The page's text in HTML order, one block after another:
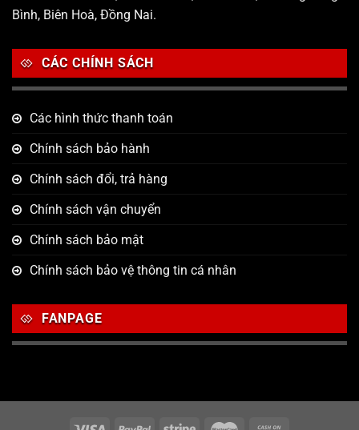
Bình, Biên Hoà, Đồng Nai.
CÁC CHÍNH SÁCH
Các hình thức thanh toán
Chính sách bảo hành
Chính sách đổi, trả hàng
Chính sách vận chuyển
Chính sách bảo mật
Chính sách bảo vệ thông tin cá nhân
FANPAGE